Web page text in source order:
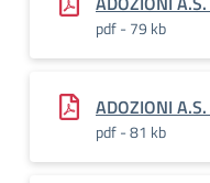
pdf - 79 kb
ADOZIONI
pdf - 81 kb